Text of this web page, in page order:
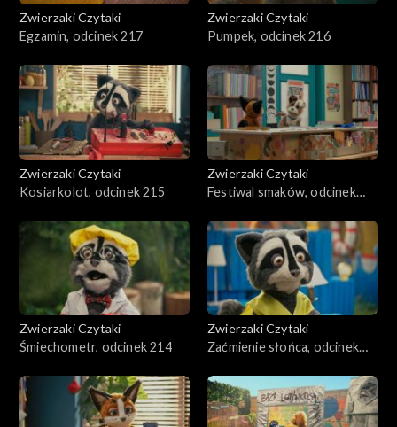
Zwierzaki Czytaki
Egzamin, odcinek 217
Zwierzaki Czytaki
Pumpek, odcinek 216
Zwierzaki Czytaki
Kosiarkolot, odcinek 215
Zwierzaki Czytaki
Festiwal smaków, odcinek
Zwierzaki Czytaki
Śmiechometr, odcinek 214
Zwierzaki Czytaki
Zaćmienie słońca, odcinek